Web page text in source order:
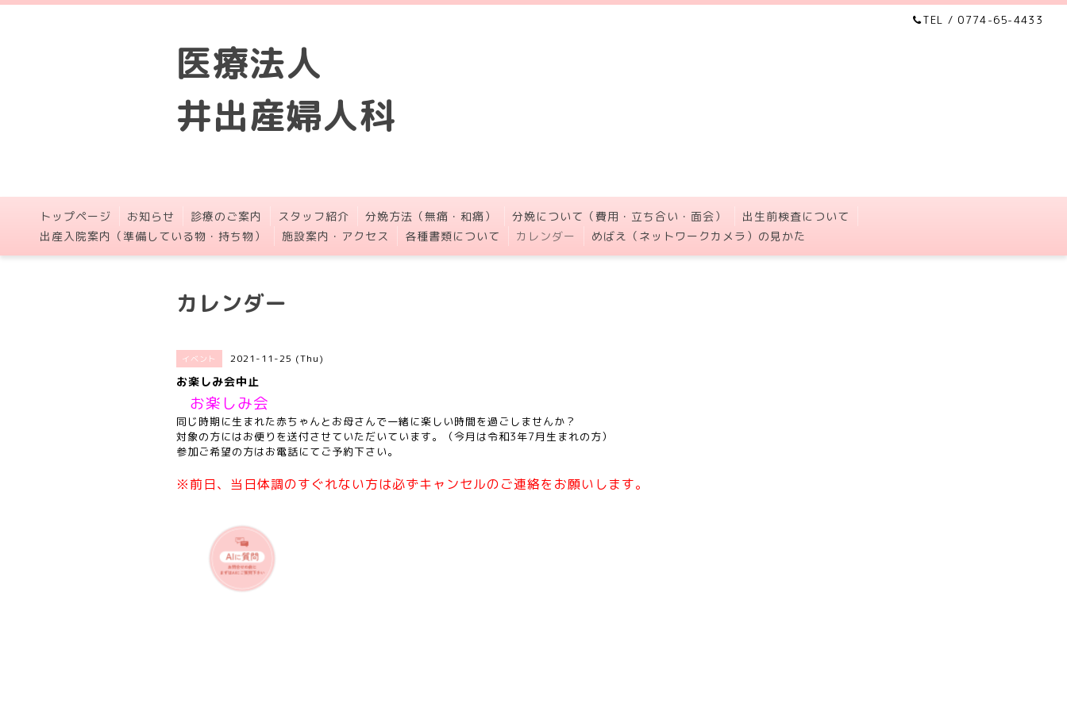
TEL / 0774-65-4433
医療法人
井出産婦人科
トップページ お知らせ 診療のご案内 スタッフ紹介 分娩方法（無痛・和痛） 分娩について（費用・立ち合い・面会）
出生前検査について
出産入院案内（準備している物・持ち物）
施設案内・アクセス 各種書類について カレンダー めばえ（ネットワークカメラ）の見かた
カレンダー
イベント 2021-11-25 (Thu)
お楽しみ会中止
お楽しみ会
同じ時期に生まれた赤ちゃんとお母さんで一緒に楽しい時間を過ごしませんか？
対象の方にはお便りを送付させていただいています。（今月は令和3年7月生まれの方）
参加ご希望の方はお電話にてご予約下さい。
※前日、当日体調のすぐれない方は必ずキャンセルのご連絡をお願いします。